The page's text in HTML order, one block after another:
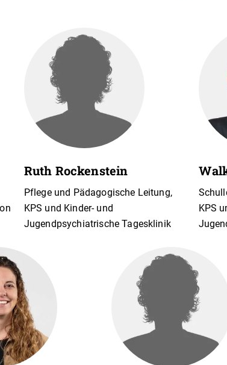
Ruth Rockenstein
Pflege und Pädagogische Leitung,
KPS und Kinder- und
Jugendpsychiatrische Tagesklinik
KPS